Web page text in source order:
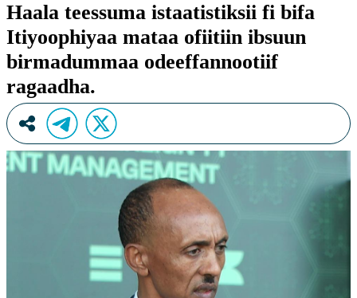
Waa’ee keenya
Haala teessuma istaatistiksii fi bifa
Itiyoophiyaa mataa ofiitiin ibsuun
birmadummaa odeeffannootiif
ragaadha.